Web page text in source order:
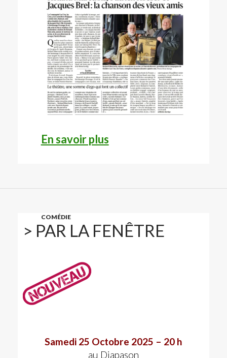
En savoir plus
COMÉDIE
> PAR LA FENÊTRE
Samedi 25 Octobre 2025 – 20 h
au Diapason